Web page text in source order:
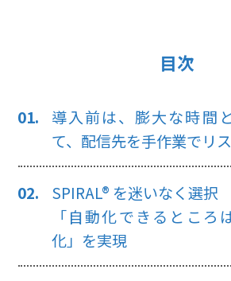
目次
導入前は、膨大な時間
て、配信先を手作業でリ
SPIRAL® を迷いなく選択
「自動化できるところ
化」を実現